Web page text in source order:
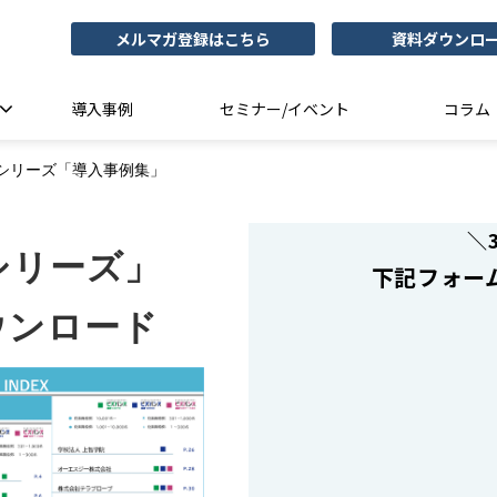
メルマガ登録はこちら 資料ダウンロ
導入事例 セミナー/イベント コラム
リーズ「導入事例集」
ーズ」
ロード
＼
下記フォー